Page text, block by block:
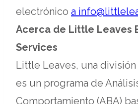
in
a
tab
electrónico a
Acerca de Little Leaves
Services
Little Leaves, una
es un programa de
Comportamiento (ABA)